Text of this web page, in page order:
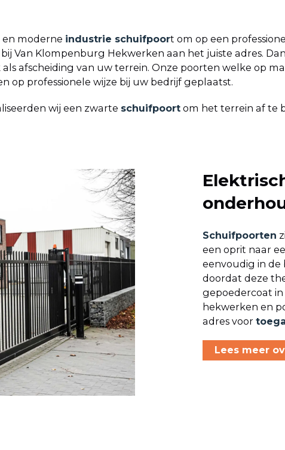
moderne industrie schuifpoort om op een
Van Klompenburg Hekwerken aan het juiste adres.
afscheiding van uw terrein. Onze poorten welke op
op professionele wijze bij uw bedrijf geplaatst.
wij een zwarte schuifpoort om het terrein af te
Schuifpoorten
een oprit naar
eenvoudig in de
doordat deze
gepoedercoat
hekwerken en
adres voor
Lees meer